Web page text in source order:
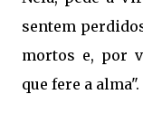
sentem
mortos e, por
que fere a alma".